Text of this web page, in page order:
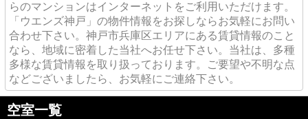
らのマンションはインターネットをご利用いただけます。
「ウエンズ神戸」の物件情報をお探しならお気軽にお問い
合わせ下さい。神戸市兵庫区エリアにある賃貸情報のこと
なら、地域に密着した当社へお任せ下さい。当社は、多種
多様な賃貸情報を取り扱っております。ご要望や不明な点
などございましたら、お気軽にご連絡下さい。
空室一覧